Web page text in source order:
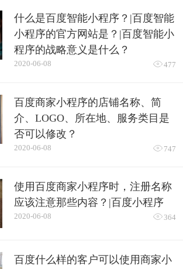
什么是百度智能小程序？|百度智能
小程序的官方网站是？|百度智能小
程序的战略意义是什么？
2020-06-08 477
百度商家小程序的店铺名称、简
介、LOGO、所在地、服务类目是
否可以修改？
2020-06-08  747
使用百度商家小程序时，注册名称
应该注意那些内容？|百度小程序
2020-06-08 364
百度什么样的客户可以使用商家小